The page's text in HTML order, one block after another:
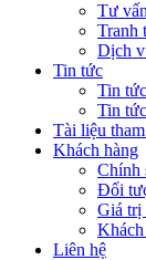
Tư
Tranh
Dịch
Tin tức
Tin
Tin
Tài liệu
Khách hàng
Chính
Đối
Giá trị
Khách
Liên hệ